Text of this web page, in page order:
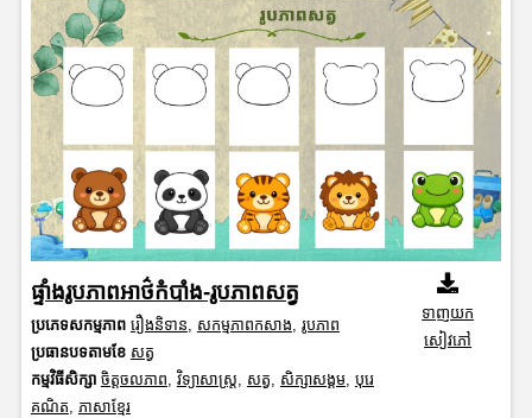
ផ្ទាំងរូបភាពអាថ៌កំបាំង-រូបភាពសត្វ
ប្រភេទសកម្មភាព រឿងនិទាន, សកម្មភាពកសាង, រូបភាព
ប្រធានបទតាមខែ សត្វ
កម្មវិធីសិក្សា ចិត្តចលភាព, វិទ្យាសាស្រ្ត, សត្វ, សិក្សាសង្គម, បុរេ
គណិត, ភាសាខ្មែរ
ទាញយក
សៀវភៅ